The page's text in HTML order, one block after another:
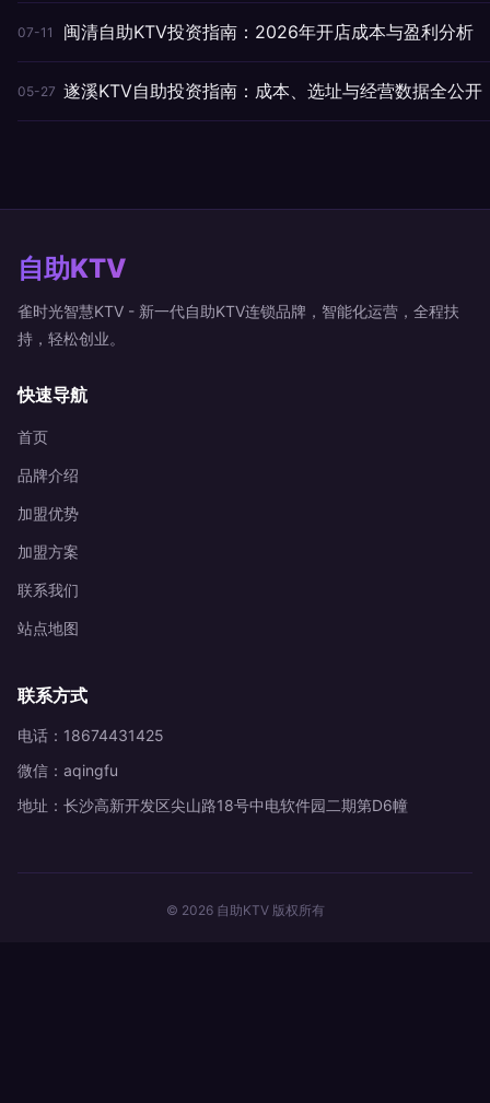
07-11 闽清自助KTV投资指南：2026年开店成本与盈利分析
05-27 遂溪KTV自助投资指南：成本、选址与经营数据全公开
自助KTV
雀时光智慧KTV - 新一代自助KTV连锁品牌，智能化运营，全程扶
持，轻松创业。
快速导航
首页
品牌介绍
加盟优势
加盟方案
联系我们
站点地图
联系方式
电话：18674431425
微信：aqingfu
地址：长沙高新开发区尖山路18号中电软件园二期第D6幢
© 2026 自助KTV 版权所有